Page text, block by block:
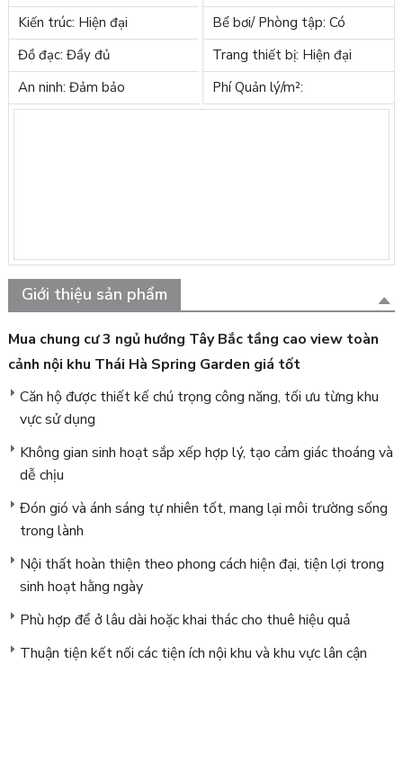
Kiến trúc: Hiện đại
Bể bơi/ Phòng tập: Có
Đồ đạc: Đầy đủ
Trang thiết bị: Hiện đại
An ninh: Đảm bảo
Phí Quản lý/m²:
Giới thiệu sản phẩm
Mua chung cư 3 ngủ hướng Tây Bắc tầng cao view toàn
cảnh nội khu Thái Hà Spring Garden giá tốt
Căn hộ được thiết kế chú trọng công năng, tối ưu từng khu
vực sử dụng
Không gian sinh hoạt sắp xếp hợp lý, tạo cảm giác thoáng và
dễ chịu
Đón gió và ánh sáng tự nhiên tốt, mang lại môi trường sống
trong lành
Nội thất hoàn thiện theo phong cách hiện đại, tiện lợi trong
sinh hoạt hằng ngày
Phù hợp để ở lâu dài hoặc khai thác cho thuê hiệu quả
Thuận tiện kết nối các tiện ích nội khu và khu vực lân cận